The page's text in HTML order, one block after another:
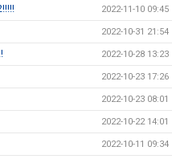
2022-11-10 09:45
2022-10-31 21:54
2022-10-28 13:23
2022-10-23 17:26
2022-10-23 08:01
2022-10-22 14:01
2022-10-11 09:34